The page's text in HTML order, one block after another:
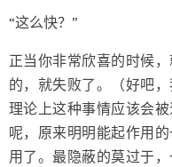
“这么快？”
正当你非常欣喜的时候
的，就失败了。（好吧
理论上这种事情应该会
呢，原来明明能起作用
用了。最隐蔽的莫过于